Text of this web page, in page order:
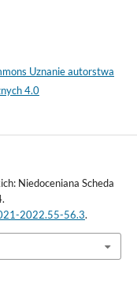
Uznanie autorstwa
4.0
Niedoceniana Scheda
2022.55-56.3.